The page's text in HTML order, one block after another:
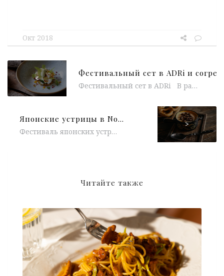
Окт 2018
<
Фестивальный сет в ADRi В рамках московского гастрономического фестиваля Адриан Кетглас и Андрей Жданов представили свой сет для ресторана ADRi....
Японские устрицы в Novel Dine&Wine и новые виды бургеров в ресторанах Хищnik Стейкs & Burgers
Фестиваль японских устриц в Novel Dine&Wine В октябре в недавно открывшемся ресторане и винном баре Novel Dine&Wine на Сретенке стартовал...
>
Читайте также